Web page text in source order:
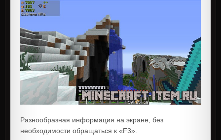
Разнообразная информация на экране, без
необходимости обращаться к «F3».